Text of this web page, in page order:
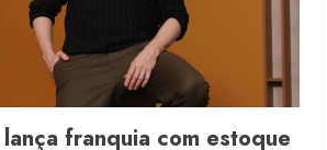
franquia com estoque